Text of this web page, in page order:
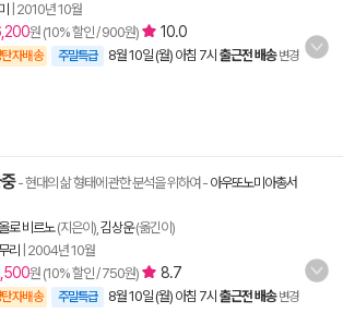
2010년 10월
원 (10% 할인 / 900원) 10.0
탄자배송 주말특급 8월 10일 (월) 아침 7시 출근전 배송 변경
- 현대의 삶 형태에 관한 분석을 위하여 - 아우또노미아총서
로 비르노(지은이), 김상운(옮긴이)
리
2004년 10월
원 (10% 할인 / 750원) 8.7
탄자배송 주말특급 8월 10일 (월) 아침 7시 출근전 배송 변경